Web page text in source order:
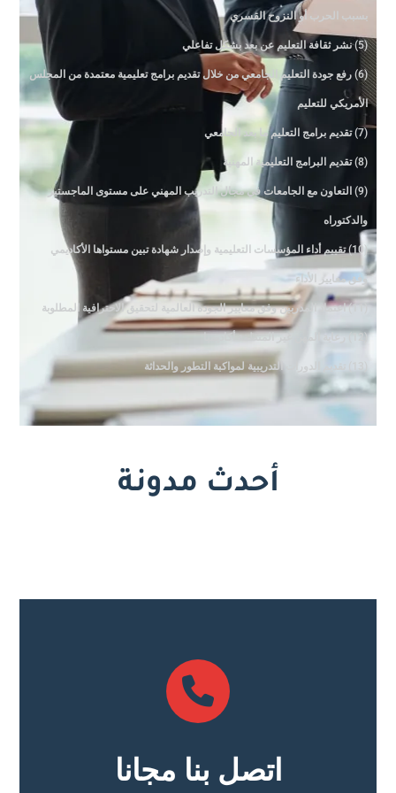
بسبب الحرب أو النزوح القسري
(5) نشر ثقافة التعليم عن بعد بشكل تفاعلي
(6) رفع جودة التعليم الجامعي من خلال تقديم برامج تعليمية معتمدة من المجلس
الأمريكي للتعليم
(7) تقديم برامج التعليم ما بعد الجامعي
(8) تقديم البرامج التعليمية المهنية
(9) التعاون مع الجامعات في مجال التدريب المهني على مستوى الماجستير
والدكتوراه
(10) تقييم أداء المؤسسات التعليمية وإصدار شهادة تبين مستواها الأكاديمي
وفق معايير الأداء
(12) رعاية المهن غير المنظمة أكاديميا
أحدث مدونة
اتصل بنا مجانا